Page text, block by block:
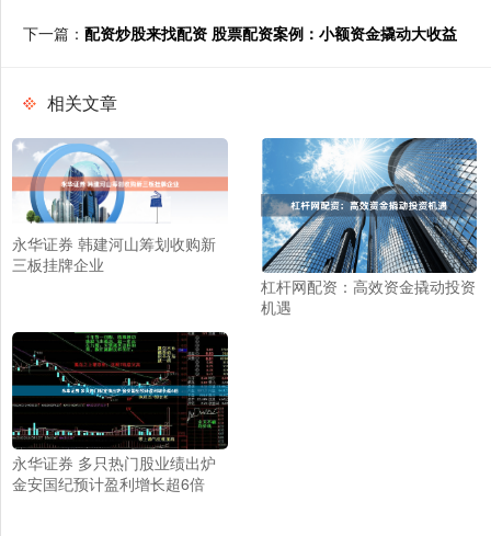
下一篇： 配资炒股来找配资 股票配资案例：小额资金撬动大收益
相关文章
永华证券 韩建河山筹划收购新
三板挂牌企业
杠杆网配资：高效资金撬动投资
机遇
永华证券 多只热门股业绩出炉
金安国纪预计盈利增长超6倍